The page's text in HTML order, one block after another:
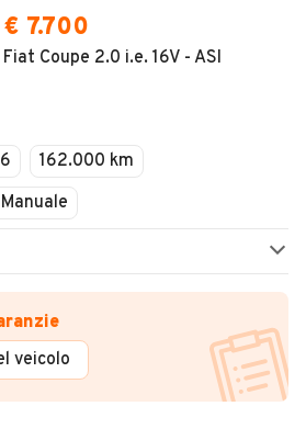
€ 7.700
Fiat Coupe 2.0 i.e. 16V - ASI
162.000 km
Manuale
veicolo